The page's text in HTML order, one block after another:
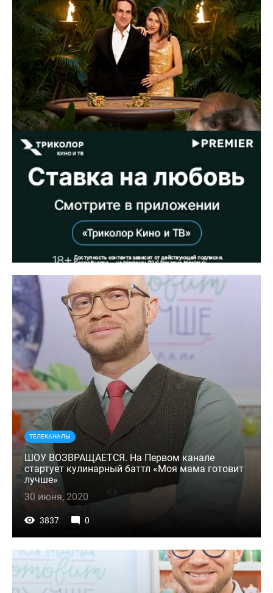
ТЕЛЕКАНАЛЫ
ШОУ ВОЗВРАЩАЕТСЯ. На Первом канале
стартует кулинарный баттл «Моя мама готовит
лучше»
30 июня, 2020
3837 0